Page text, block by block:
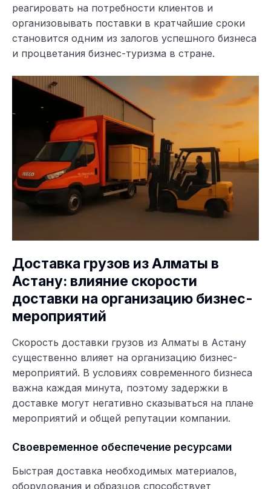
реагировать на потребности клиентов и
организовывать поставки в кратчайшие сроки
становится одним из залогов успешного бизнеса
и процветания бизнес-туризма в стране.
Доставка грузов из Алматы в
Астану: влияние скорости
доставки на организацию бизнес-
мероприятий
Скорость доставки грузов из Алматы в Астану
существенно влияет на организацию бизнес-
мероприятий. В условиях современного бизнеса
важна каждая минута, поэтому задержки в
доставке могут негативно сказываться на плане
мероприятий и общей репутации компании.
Своевременное обеспечение ресурсами
Быстрая доставка необходимых материалов,
оборудования и образцов способствует